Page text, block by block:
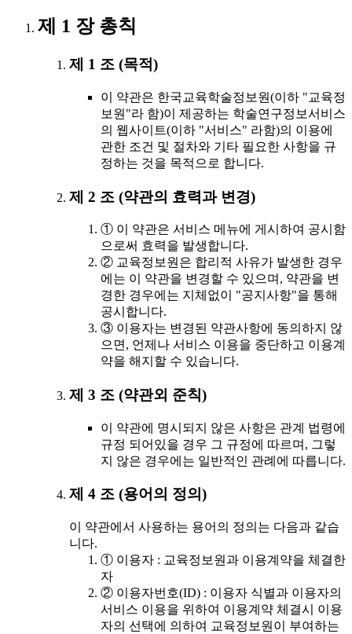
제 1 장 총칙
제 1 조 (목적)
이 약관은 한국교육학술정보원(이하 "교육정
보원"라 함)이 제공하는 학술연구정보서비스
의 웹사이트(이하 "서비스" 라함)의 이용에
관한 조건 및 절차와 기타 필요한 사항을 규
정하는 것을 목적으로 합니다.
제 2 조 (약관의 효력과 변경)
① 이 약관은 서비스 메뉴에 게시하여 공시함
으로써 효력을 발생합니다.
② 교육정보원은 합리적 사유가 발생한 경우
에는 이 약관을 변경할 수 있으며, 약관을 변
경한 경우에는 지체없이 "공지사항"을 통해
공시합니다.
③ 이용자는 변경된 약관사항에 동의하지 않
으면, 언제나 서비스 이용을 중단하고 이용계
약을 해지할 수 있습니다.
제 3 조 (약관외 준칙)
이 약관에 명시되지 않은 사항은 관계 법령에
규정 되어있을 경우 그 규정에 따르며, 그렇
지 않은 경우에는 일반적인 관례에 따릅니다.
제 4 조 (용어의 정의)
이 약관에서 사용하는 용어의 정의는 다음과 같습
니다.
① 이용자 : 교육정보원과 이용계약을 체결한
자
② 이용자번호(ID) : 이용자 식별과 이용자의
서비스 이용을 위하여 이용계약 체결시 이용
자의 선택에 의하여 교육정보원이 부여하는